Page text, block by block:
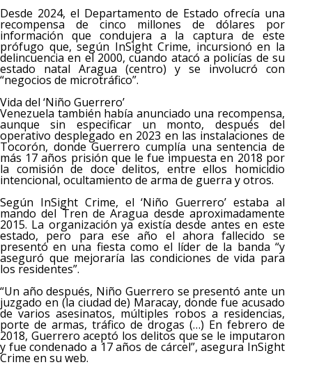
Desde 2024, el Departamento de Estado ofrecía una
recompensa de cinco millones de dólares por
información que condujera a la captura de este
prófugo que, según InSight Crime, incursionó en la
delincuencia en el 2000, cuando atacó a policías de su
estado natal Aragua (centro) y se involucró con
“negocios de microtráfico”.
Vida del ‘Niño Guerrero’
Venezuela también había anunciado una recompensa,
aunque sin especificar un monto, después del
operativo desplegado en 2023 en las instalaciones de
Tocorón, donde Guerrero cumplía una sentencia de
más 17 años prisión que le fue impuesta en 2018 por
la comisión de doce delitos, entre ellos homicidio
intencional, ocultamiento de arma de guerra y otros.
Según InSight Crime, el ‘Niño Guerrero’ estaba al
mando del Tren de Aragua desde aproximadamente
2015. La organización ya existía desde antes en este
estado, pero para ese año el ahora fallecido se
presentó en una fiesta como el líder de la banda “y
aseguró que mejoraría las condiciones de vida para
los residentes”.
“Un año después, Niño Guerrero se presentó ante un
juzgado en (la ciudad de) Maracay, donde fue acusado
de varios asesinatos, múltiples robos a residencias,
porte de armas, tráfico de drogas (…) En febrero de
2018, Guerrero aceptó los delitos que se le imputaron
y fue condenado a 17 años de cárcel”, asegura InSight
Crime en su web.